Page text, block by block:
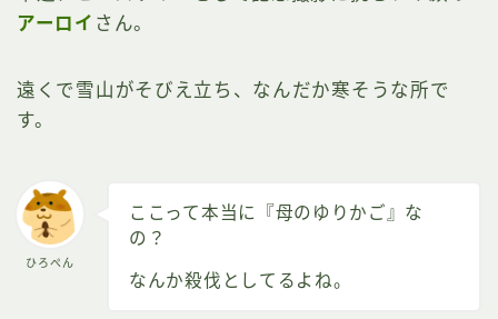
アーロイ さん。
遠くで雪山がそびえ立ち、なんだか寒そうな所で
す。
ひろぺん
ここって本当に『母のゆりかご』な
の？
なんか殺伐としてるよね。